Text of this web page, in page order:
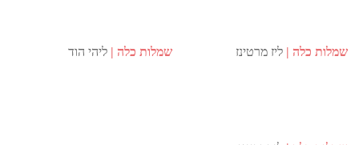
שמלות כלה ליז מרטינז שמלות כלה ליהי הוד